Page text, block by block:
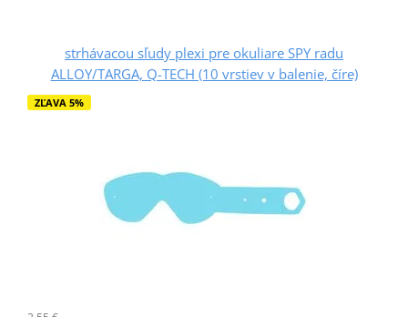
strhávacou sľudy plexi pre okuliare SPY radu
ALLOY/TARGA, Q-TECH (10 vrstiev v balenie, číre)
ZĽAVA 5%